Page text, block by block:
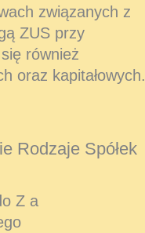
związanych z
ZUS przy
również
oraz kapitałowych.
Rodzaje Spółek
Z a